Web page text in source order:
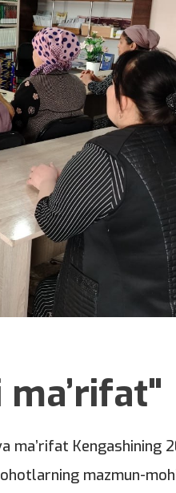
ma’rifat Kengashining
mazmun-